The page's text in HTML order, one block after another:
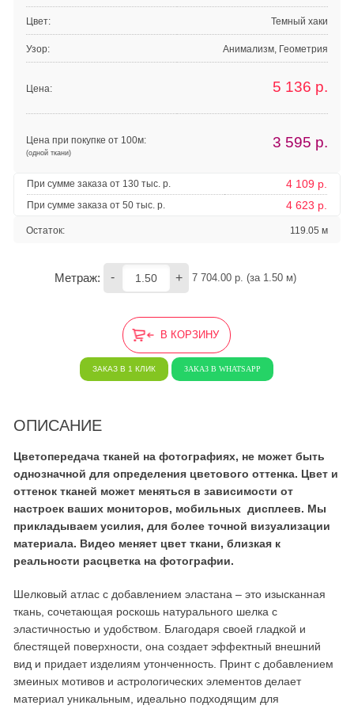
Цвет: Темный хаки
Узор: Анимализм, Геометрия
Цена: 5 136 р.
Цена при покупке от 100м:
(одной ткани)
3 595 р.
При сумме заказа от 130 тыс. р. 4 109 р.
При сумме заказа от 50 тыс. р. 4 623 р.
Остаток: 119.05 м
Метраж: - + 7 704.00 р. (за 1.50 м)
В КОРЗИНУ
ЗАКАЗ В 1 КЛИК ЗАКАЗ В WHATSAPP
ОПИСАНИЕ
Цветопередача тканей на фотографиях, не может быть
однозначной для определения цветового оттенка. Цвет и
оттенок тканей может меняться в зависимости от
настроек ваших мониторов, мобильных дисплеев. Мы
прикладываем усилия, для более точной визуализации
материала. Видео меняет цвет ткани, близкая к
реальности расцветка на фотографии.
Шелковый атлас с добавлением эластана – это изысканная
ткань, сочетающая роскошь натурального шелка с
эластичностью и удобством. Благодаря своей гладкой и
блестящей поверхности, она создает эффектный внешний
вид и придает изделиям утонченность. Принт с добавлением
змеиных мотивов и астрологических элементов делает
материал уникальным, идеально подходящим для